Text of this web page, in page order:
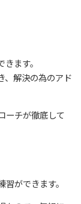
ます。
、解決の為のアド
ーチが徹底して
ができます。